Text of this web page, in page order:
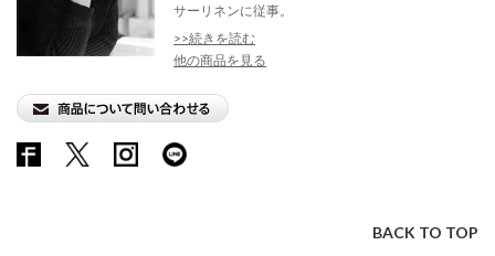
サーリネンに従事。
>>続きを読む
他の商品を見る
BACK TO TOP